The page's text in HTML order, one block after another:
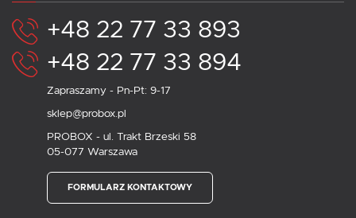
+48 22 77 33 893
+48 22 77 33 894
Zapraszamy - Pn-Pt: 9-17
sklep@probox.pl
PROBOX - ul. Trakt Brzeski 58
05-077 Warszawa
FORMULARZ KONTAKTOWY